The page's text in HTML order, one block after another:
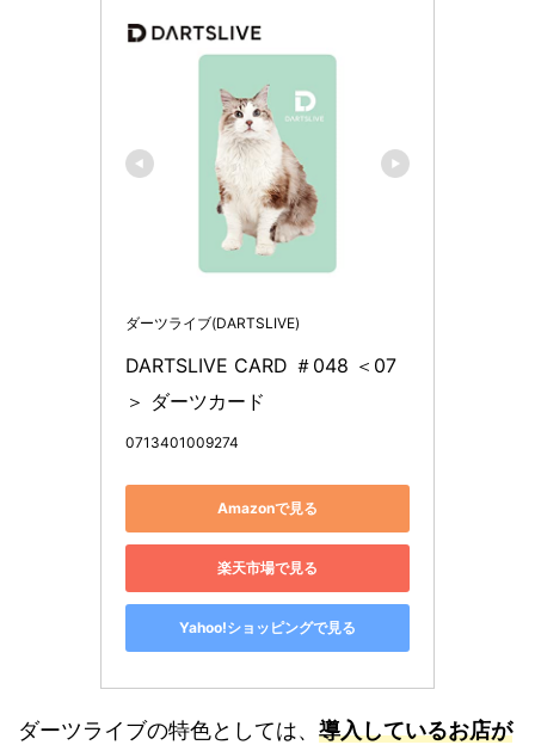
ダーツライブ(DARTSLIVE)
DARTSLIVE CARD ＃048 ＜07
＞ ダーツカード
0713401009274
Amazonで見る
楽天市場で見る
Yahoo!ショッピングで見る
ダーツライブの特色としては、 導入しているお店が